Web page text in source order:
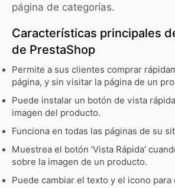
página de categorías.
Características principales
de PrestaShop
Permite a sus clientes comprar
página, y sin visitar la página de un
Puede instalar un botón de vista
imagen del producto.
Funciona en todas las páginas de su
Muestrea el botón 'Vista Rápida'
sobre la imagen de un producto.
Puede cambiar el texto y el icono